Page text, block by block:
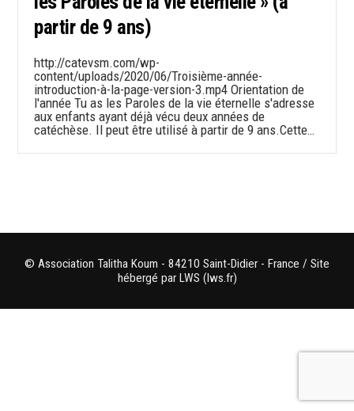
partir de 9 ans)
http://catevsm.com/wp-
content/uploads/2020/06/Troisième-année-
introduction-à-la-page-version-3.mp4 Orientation de
l'année Tu as les Paroles de la vie éternelle s'adresse
aux enfants ayant déjà vécu deux années de
catéchèse. Il peut être utilisé à partir de 9 ans.Cette…
© Association Talitha Koum - 84210 Saint-Didier - France / Site
hébergé par LWS (lws.fr)